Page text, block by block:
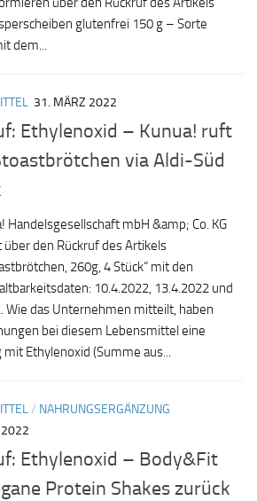
glutenfrei 150 g – Sorte
dem...
31. MÄRZ 2022
Ethylenoxid – Kunua! ruft
via Aldi-Süd
Handelsgesellschaft mbH &amp; Co. KG
den Rückruf des Artikels
260g, 4 Stück“ mit den
10.4.2022, 13.4.2022 und
Wie das Unternehmen mitteilt, haben
bei diesem Lebensmittel eine
mit Ethylenoxid (Summe aus...
/ NAHRUNGSERGÄNZUNG
Ethylenoxid – Body&Fit
Protein Shakes zurück